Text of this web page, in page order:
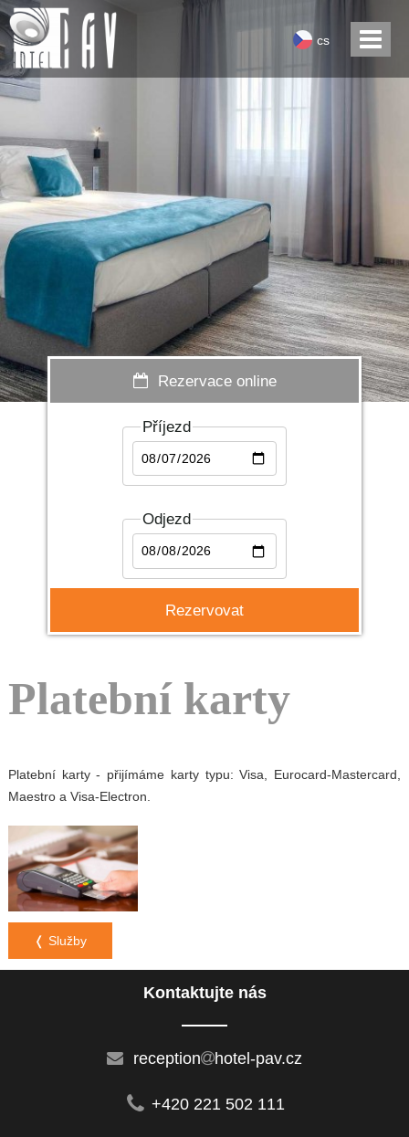
cs
Rezervace online
Příjezd
Odjezd
Platební karty
Platební karty - přijímáme karty typu: Visa, Eurocard-Mastercard,
Maestro a Visa-Electron.
❬ Služby
Kontaktujte nás
reception hotel-pav.cz
+420 221 502 111